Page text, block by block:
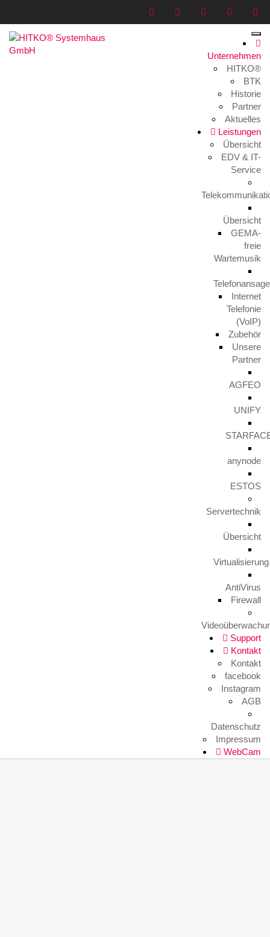
Unternehmen
HITKO®
BTK
Historie
Partner
Aktuelles
Leistungen
Übersicht
EDV & IT-
Service
Übersicht
GEMA-
freie
Wartemusik
Internet
Telefonie
(VoIP)
Zubehör
Unsere
Partner
AGFEO
UNIFY
anynode
ESTOS
Servertechnik
Übersicht
Virtualisierung
AntiVirus
Firewall
Support
Kontakt
Kontakt
facebook
Instagram
AGB
Datenschutz
Impressum
WebCam